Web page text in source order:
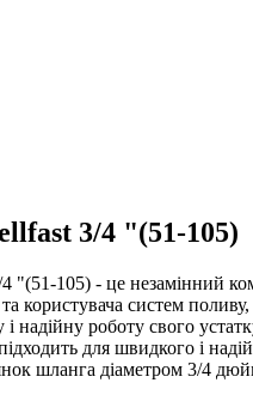
3/4 "(51-105)
"(51-105) - це незамінний
користувача систем
і надійну роботу свого
для швидкого і
шланга діаметром 3/4